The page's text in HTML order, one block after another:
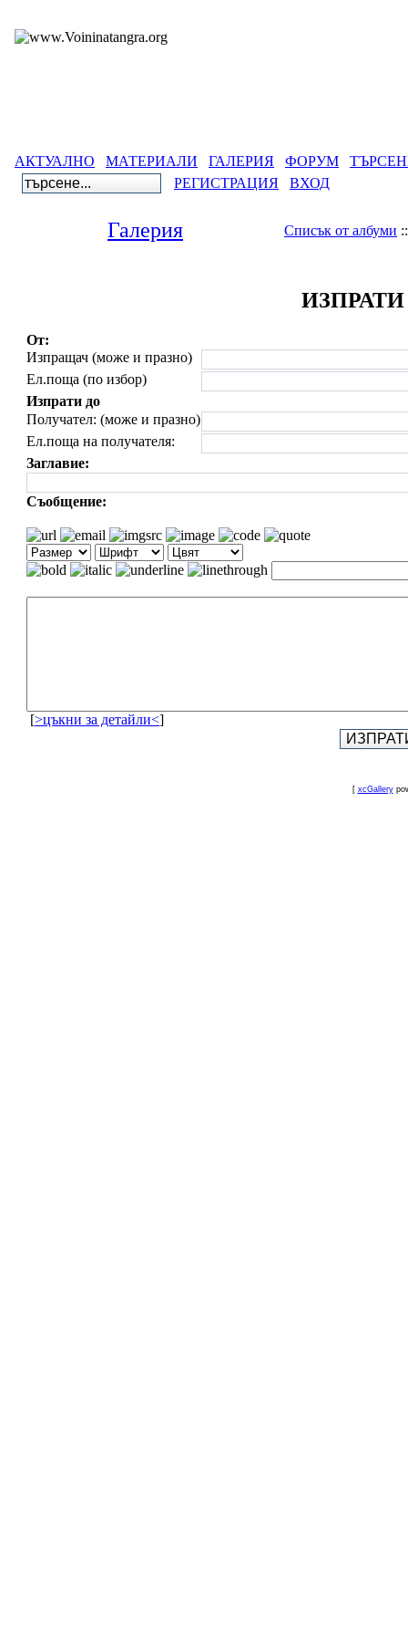
АКТУАЛНО МАТЕРИАЛИ ГАЛЕРИЯ ФОРУМ
РЕГИСТРАЦИЯ
ВХОД
Галерия Списък от албуми
От:
Изпращач (може и празно)
Ел.поща (по избор)
Изпрати до
Получател: (може и празно)
Ел.поща на получателя:
Заглавие:
Съобщение:
[>цъкни за детайли<]
[ xcGallery